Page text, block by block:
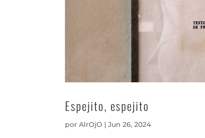
Espejito, espejito
porAlrOjO |Jun 26, 2024